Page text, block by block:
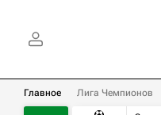
Главное Лига Чемпионов